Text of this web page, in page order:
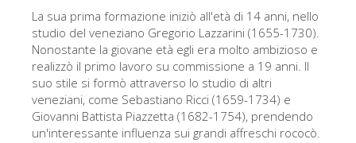
Museo nazionale del Bargello
Galleria dell'Accademia
Galleria Palatina
Museo delle Cappelle Medicee
Museo di san Marco
La sua prima formazione iniziò all'età di 14 anni, nello
studio del veneziano Gregorio Lazzarini (1655-1730).
Nonostante la giovane età egli era molto ambizioso e
realizzò il primo lavoro su commissione a 19 anni. Il
suo stile si formò attraverso lo studio di altri
veneziani, come Sebastiano Ricci (1659-1734) e
Giovanni Battista Piazzetta (1682-1754), prendendo
un'interessante influenza sui grandi affreschi rococò.